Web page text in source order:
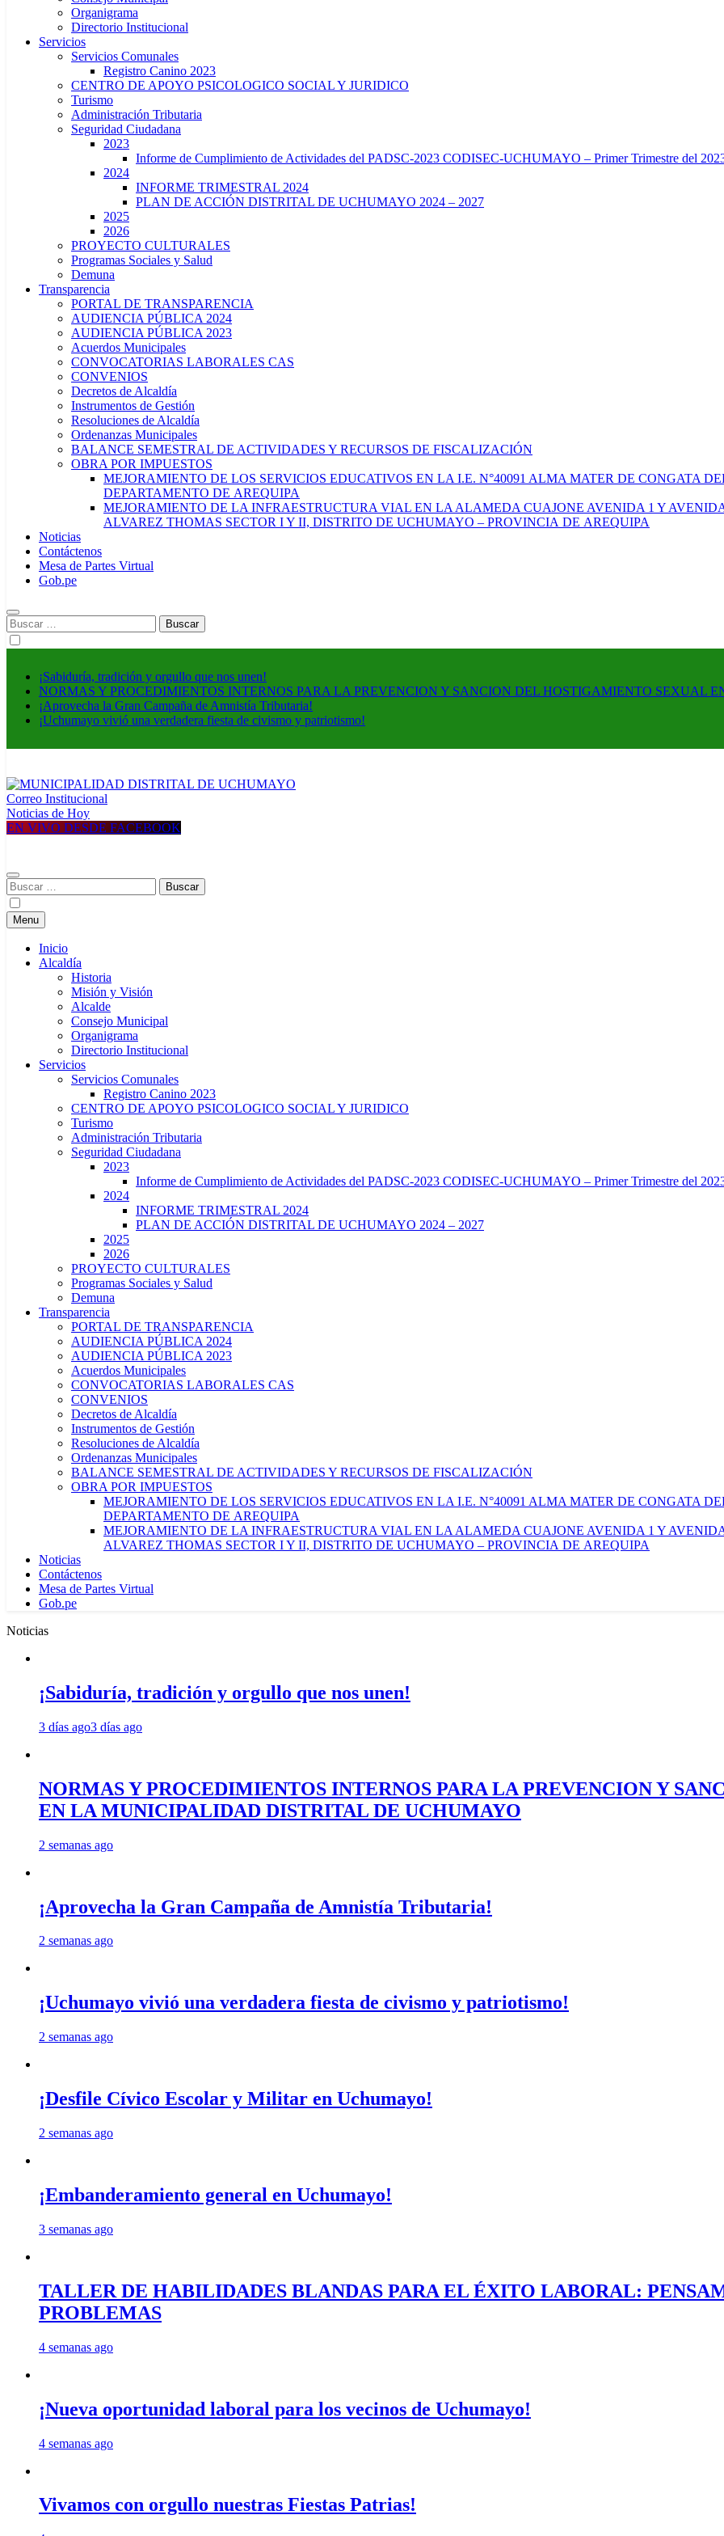
Organigrama
Directorio Institucional
Servicios
Servicios Comunales
Registro Canino 2023
CENTRO DE APOYO PSICOLOGICO SOCIAL Y JURIDICO
Turismo
Administración Tributaria
Seguridad Ciudadana
2023
Informe de Cumplimiento de Actividades del PADSC-2023 CODISEC-UCHUMAYO – Primer Trimestre del
2024
INFORME TRIMESTRAL 2024
PLAN DE ACCIÓN DISTRITAL DE UCHUMAYO 2024 – 2027
2025
2026
PROYECTO CULTURALES
Programas Sociales y Salud
Demuna
Transparencia
PORTAL DE TRANSPARENCIA
AUDIENCIA PÚBLICA 2024
AUDIENCIA PÚBLICA 2023
Acuerdos Municipales
CONVOCATORIAS LABORALES CAS
CONVENIOS
Decretos de Alcaldía
Instrumentos de Gestión
Resoluciones de Alcaldía
Ordenanzas Municipales
BALANCE SEMESTRAL DE ACTIVIDADES Y RECURSOS DE FISCALIZACIÓN
OBRA POR IMPUESTOS
MEJORAMIENTO DE LOS SERVICIOS EDUCATIVOS EN LA I.E. N°40091 ALMA MATER DE CONGATA
DEPARTAMENTO DE AREQUIPA
MEJORAMIENTO DE LA INFRAESTRUCTURA VIAL EN LA ALAMEDA CUAJONE AVENIDA 1 Y
ALVAREZ THOMAS SECTOR I Y II, DISTRITO DE UCHUMAYO – PROVINCIA DE AREQUIPA
Noticias
Contáctenos
Mesa de Partes Virtual
Gob.pe
Buscar:
¡Sabiduría, tradición y orgullo que nos unen!
NORMAS Y PROCEDIMIENTOS INTERNOS PARA LA PREVENCION Y SANCION DEL HOSTIGAMIENTO SEXUAL
¡Aprovecha la Gran Campaña de Amnistía Tributaria!
¡Uchumayo vivió una verdadera fiesta de civismo y patriotismo!
MUNICIPALIDAD DISTRITAL DE UCHUMAYO
Construyendo una nueva Historia
Correo Institucional
Noticias de Hoy
EN VIVO DESDE FACEBOOK
Buscar:
Menu
Inicio
Alcaldía
Historia
Misión y Visión
Alcalde
Consejo Municipal
Organigrama
Directorio Institucional
Servicios
Servicios Comunales
Registro Canino 2023
CENTRO DE APOYO PSICOLOGICO SOCIAL Y JURIDICO
Turismo
Administración Tributaria
Seguridad Ciudadana
2023
Informe de Cumplimiento de Actividades del PADSC-2023 CODISEC-UCHUMAYO – Primer Trimestre del
2024
INFORME TRIMESTRAL 2024
PLAN DE ACCIÓN DISTRITAL DE UCHUMAYO 2024 – 2027
2025
2026
PROYECTO CULTURALES
Programas Sociales y Salud
Demuna
Transparencia
PORTAL DE TRANSPARENCIA
AUDIENCIA PÚBLICA 2024
AUDIENCIA PÚBLICA 2023
Acuerdos Municipales
CONVOCATORIAS LABORALES CAS
CONVENIOS
Decretos de Alcaldía
Instrumentos de Gestión
Resoluciones de Alcaldía
Ordenanzas Municipales
BALANCE SEMESTRAL DE ACTIVIDADES Y RECURSOS DE FISCALIZACIÓN
OBRA POR IMPUESTOS
MEJORAMIENTO DE LOS SERVICIOS EDUCATIVOS EN LA I.E. N°40091 ALMA MATER DE CONGATA
DEPARTAMENTO DE AREQUIPA
MEJORAMIENTO DE LA INFRAESTRUCTURA VIAL EN LA ALAMEDA CUAJONE AVENIDA 1 Y
ALVAREZ THOMAS SECTOR I Y II, DISTRITO DE UCHUMAYO – PROVINCIA DE AREQUIPA
Noticias
Contáctenos
Mesa de Partes Virtual
Gob.pe
Noticias
¡Sabiduría, tradición y orgullo que nos unen!
3 días ago3 días ago
NORMAS Y PROCEDIMIENTOS INTERNOS PARA LA PREVENCION Y
EN LA MUNICIPALIDAD DISTRITAL DE UCHUMAYO
2 semanas ago
¡Aprovecha la Gran Campaña de Amnistía Tributaria!
2 semanas ago
¡Uchumayo vivió una verdadera fiesta de civismo y patriotismo!
2 semanas ago
¡Desfile Cívico Escolar y Militar en Uchumayo!
2 semanas ago
¡Embanderamiento general en Uchumayo!
3 semanas ago
TALLER DE HABILIDADES BLANDAS PARA EL ÉXITO LABORAL:
PROBLEMAS
4 semanas ago
¡Nueva oportunidad laboral para los vecinos de Uchumayo!
4 semanas ago
Vivamos con orgullo nuestras Fiestas Patrias!